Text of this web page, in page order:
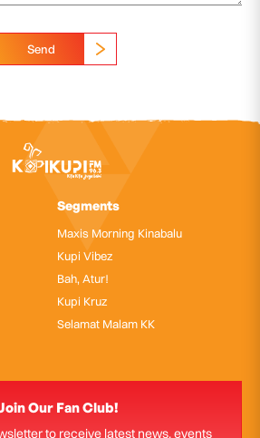
Send
Segments
Maxis Morning Kinabalu
Kupi Vibez
Bah, Atur!
Kupi Kruz
Selamat Malam KK
Our Fan Club!
to receive latest news, events